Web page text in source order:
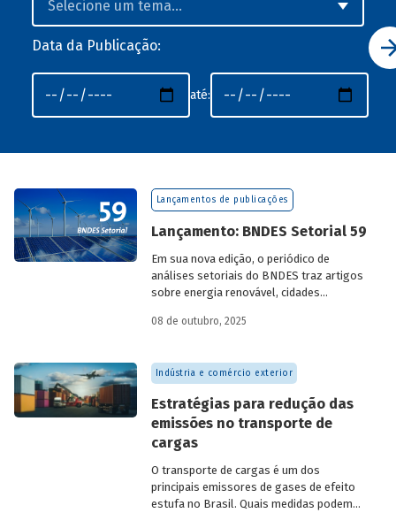
Data da Publicação:
até:
Lançamentos de publicações
Lançamento: BNDES Setorial 59
Em sua nova edição, o periódico de
análises setoriais do BNDES traz artigos
sobre energia renovável, cidades
urbanos (RSU) e exportação.
08 de outubro, 2025
Indústria e comércio exterior
Estratégias para redução das
emissões no transporte de
cargas
O transporte de cargas é um dos
principais emissores de gases de efeito
estufa no Brasil. Quais medidas podem